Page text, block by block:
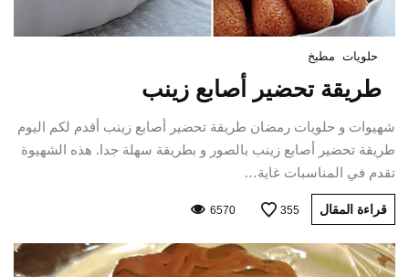
حلويات مطبخ
طريقة تحضير أصابع زينب
شهيوات و حلويات رمضان طريقة تحضير أصابع زينب أقدم لكم اليوم
طريقة تحضير أصابع زينب بالصور و بطريقة سهلة جدا. هذه الشهيوة
تقدم في المناسبات غاية…
قراءة المقال 355
6570